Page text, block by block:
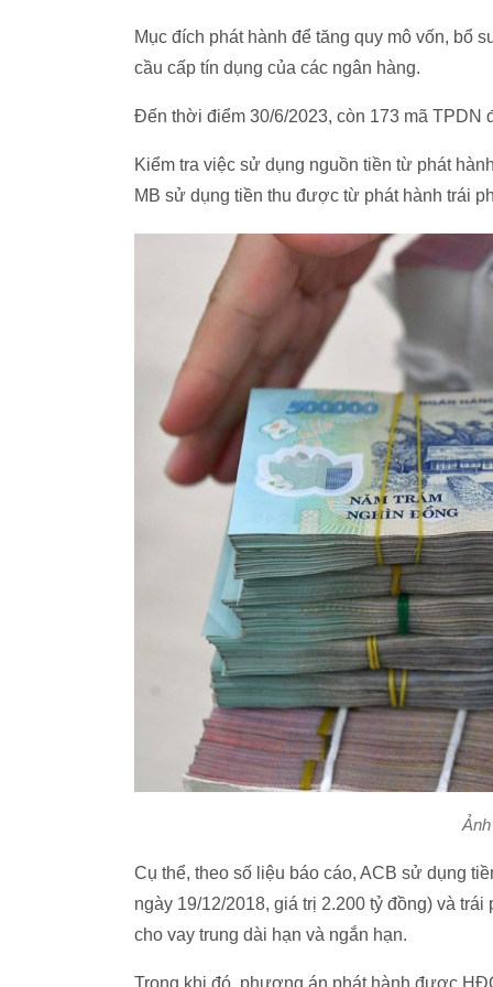
Mục đích phát hành để tăng quy mô vốn, bổ
cầu cấp tín dụng của các ngân hàng.
Đến thời điểm 30/6/2023, còn 173 mã TPDN
Kiểm tra việc sử dụng nguồn tiền từ phát
MB sử dụng tiền thu được từ phát hành trái
Cụ thể, theo số liệu báo cáo, ACB sử dụng
ngày 19/12/2018, giá trị 2.200 tỷ đồng) và
cho vay trung dài hạn và ngắn hạn.
Trong khi đó, phương án phát hành được